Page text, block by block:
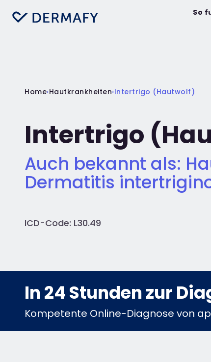
So
Home›Hautkrankheiten›Intertrigo (Hautwolf)
Intertrigo
Auch bekannt als:
Dermatitis
ICD-Code: L30.49
In 24 Stunden zur
Kompetente Online-Diagnose von